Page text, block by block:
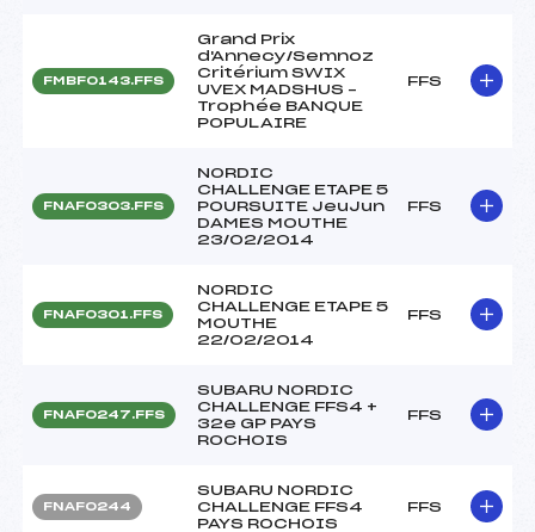
FMBF0143.FFS
Grand Prix
d'Annecy/Semnoz
Critérium SWIX
UVEX MADSHUS –
Trophée BANQUE
POPULAIRE
FFS
FNAF0303.FFS
NORDIC
CHALLENGE ETAPE 5
POURSUITE JeuJun
DAMES MOUTHE
23/02/2014
FFS
FNAF0301.FFS
NORDIC
CHALLENGE ETAPE 5
MOUTHE
22/02/2014
FFS
FNAF0247.FFS
SUBARU NORDIC
CHALLENGE FFS4 +
32e GP PAYS
ROCHOIS
FFS
FNAF0244
SUBARU NORDIC
CHALLENGE FFS4
PAYS ROCHOIS
FFS